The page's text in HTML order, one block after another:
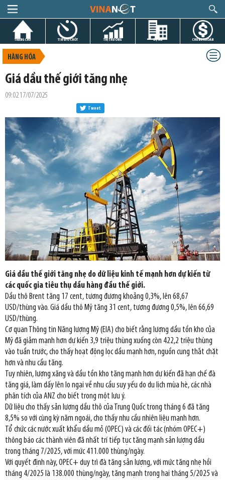
TRANG CHỦ TIN GIỜ CHÓT THỊ TRƯỜNG DỰ ÁN CHỨNG KHOÁN
HÀNG HÓA
Giá dầu thế giới tăng nhẹ
09:02 17/07/2025
Tweet
Giá dầu thế giới tăng nhẹ do dữ liệu kinh tế mạnh hơn dự kiến từ
các quốc gia tiêu thụ dầu hàng đầu thế giới.
Dầu thô Brent tăng 17 cent, tương đương khoảng 0,3%, lên 68,67
USD/thùng vào. Giá dầu thô Mỹ tăng 31 cent, tương đương 0,5%, lên 66,69
USD/thùng.
Cơ quan Thông tin Năng lượng Mỹ (EIA) cho biết rằng lượng dầu tồn kho của
Mỹ đã giảm mạnh hơn dự kiến 3,9 triệu thùng xuống còn 422,2 triệu thùng
vào tuần trước, cho thấy hoạt động lọc dầu mạnh hơn, nguồn cung thắt chặt
hơn và nhu cầu tăng.
Tuy nhiên, lượng xăng và dầu tồn kho tăng mạnh hơn dự kiến đã hạn chế đà
tăng giá, làm dấy lên lo ngại về nhu cầu suy yếu do du lịch mùa hè, các nhà
phân tích của ANZ cho biết trong một lưu ý.
Dữ liệu cho thấy sản lượng dầu thô của Trung Quốc trong tháng 6 đã tăng
8,5% so với cùng kỳ năm ngoái, cho thấy nhu cầu nhiên liệu mạnh hơn.
Tổ chức các nước xuất khẩu dầu mỏ (OPEC) và các đối tác (nhóm OPEC+)
thông báo các thành viên đã nhất trí tiếp tục tăng mạnh sản lượng dầu
trong tháng 7/2025, với mức 411.000 thùng/ngày.
Với quyết định này, OPEC+ duy trì đà tăng sản lượng, với mức tăng nhẹ hồi
tháng 4/2025 là 138.000 thùng/ngày, tăng mạnh trong hai tháng 5/2025 và